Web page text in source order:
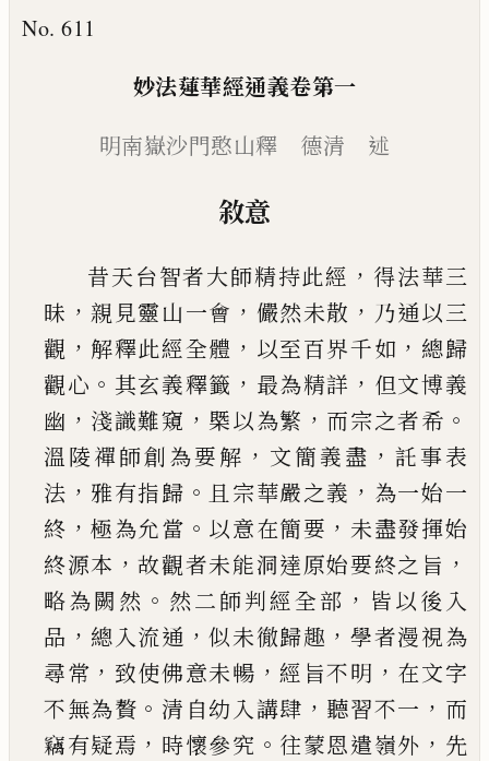
No. 611
妙法蓮華經通義卷第一
明南嶽沙門憨山釋 德清 述
敘意
昔天台智者大師精持此經 ， 得法華三
昧 ，親見靈山一會 ， 儼然未散 ， 乃通以三
觀 ， 解釋此經全體 ， 以至百界千如 ， 總歸
觀心 。 其玄義釋籤 ， 最為精詳 ， 但文博義
幽 ， 淺識難窺 ， 槩以為繁 ， 而宗之者希 。
溫陵禪師創為要解 ， 文簡義盡 ， 託事表
法 ， 雅有指歸 。 且宗華嚴之義 ， 為一始一
終 ，極為允當 。 以意在簡要 ， 未盡發揮始
終源本 ，故觀者未能洞達原始要終之旨 ，
略為闕然 。 然二師判經全部 ， 皆以後入
品 ， 總入流通 ，似未徹歸趣 ，學者漫視為
尋常 ， 致使佛意未暢 ， 經旨不明 ， 在文字
不無為贅 。 清自幼入講肆 ， 聽習不一 ， 而
竊有疑焉 ， 時懷參究 。 往蒙恩遣嶺外 ， 先